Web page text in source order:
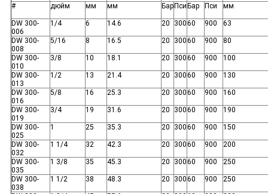
#
дюйм мм мм Бар Пси Бар Пси мм
DW 300-
006
1/4 6 14.6 20 30060 900 63
DW 300-
008
5/16 8 16.5 20 30060 900 80
DW 300-
010
3/8 10 18.1 20 30060 900 100
DW 300-
013
1/2 13 21.4 20 30060 900 130
DW 300-
016
5/8 16 25.3 20 30060 900 160
DW 300-
019
3/4 19 31.6 20 30060 900 190
DW 300-
025
1 25 35.3 20 30060 900 150
DW 300-
032
1 1/4 32 42.3 20 30060 900 200
DW 300-
035
1 3/8 35 45.3 20 30060 900 250
DW 300-
038
1 1/2 38 48.3 20 30060 900 250